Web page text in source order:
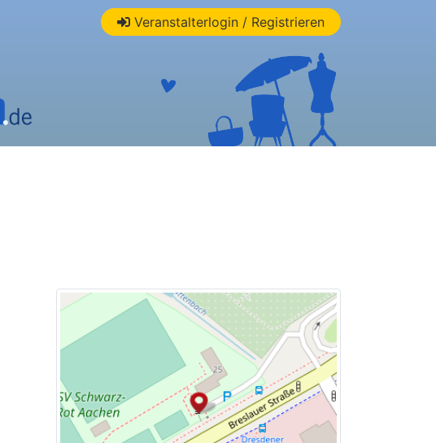
Veranstalterlogin / Registrieren